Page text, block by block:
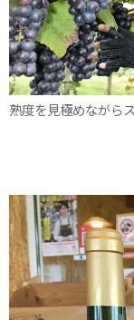
熟度を見極めながら